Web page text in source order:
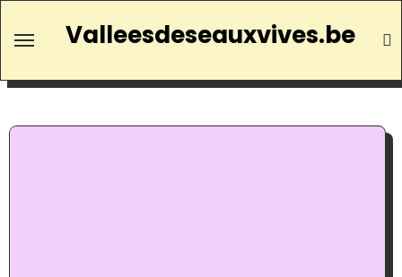
Valleesdeseauxvives.be